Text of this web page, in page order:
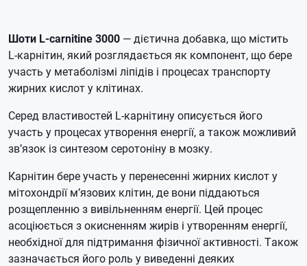
Шоти L-carnitine 3000 — дієтична добавка, що містить
L-карнітин, який розглядається як компонент, що бере
участь у метаболізмі ліпідів і процесах транспорту
жирних кислот у клітинах.
Серед властивостей L-карнітину описується його
участь у процесах утворення енергії, а також можливий
зв’язок із синтезом серотоніну в мозку.
Карнітин бере участь у перенесенні жирних кислот у
мітохондрії м’язових клітин, де вони піддаються
розщепленню з вивільненням енергії. Цей процес
асоціюється з окисненням жирів і утворенням енергії,
необхідної для підтримання фізичної активності. Також
зазначається його роль у виведенні деяких